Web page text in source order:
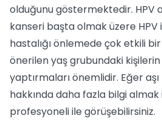
olduğunu göstermektedir. HPV
kanseri başta olmak üzere HPV
hastalığı önlemede çok etkili
önerilen yaş grubundaki kişilerin
yaptırmaları önemlidir. Eğer
hakkında daha fazla bilgi almak
profesyoneli ile görüşebilirsiniz.